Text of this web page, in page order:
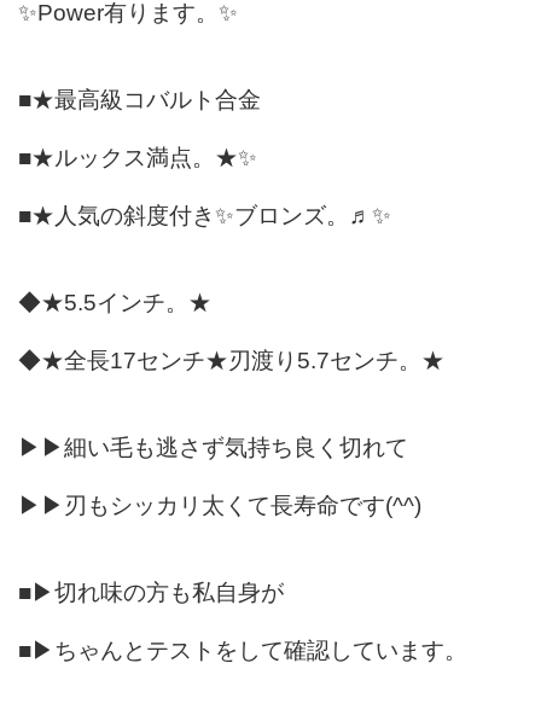
✨Power有ります。✨
■★最高級コバルト合金
■★ルックス満点。★✨
■★人気の斜度付き✨ブロンズ。♬✨
◆★5.5インチ。★
◆★全長17センチ★刃渡り5.7センチ。★
▶▶細い毛も逃さず気持ち良く切れて
▶▶刃もシッカリ太くて長寿命です(^^)
■▶切れ味の方も私自身が
■▶ちゃんとテストをして確認しています。